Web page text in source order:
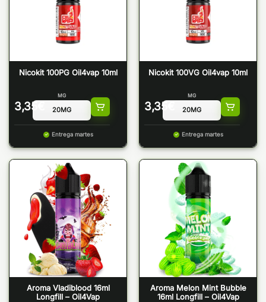
Nicokit 100PG Oil4vap 10ml
3,35
MG
Entrega martes
Nicokit 100VG Oil4vap 10ml
3,35
MG
Entrega martes
Aroma Vladiblood 16ml
Longfill – Oil4Vap
Aroma Melon Mint Bubble
16ml Longfill – Oil4Vap